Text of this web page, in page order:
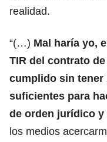
realidad.
“(…) Mal haría yo,
TIR del contrato
cumplido sin
suficientes para
de orden jurídico y
los medios